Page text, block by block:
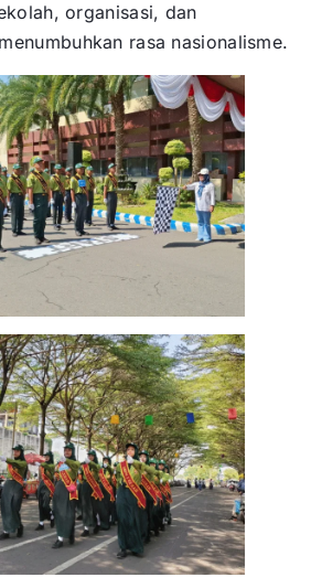
organisasi, dan
rasa nasionalisme.